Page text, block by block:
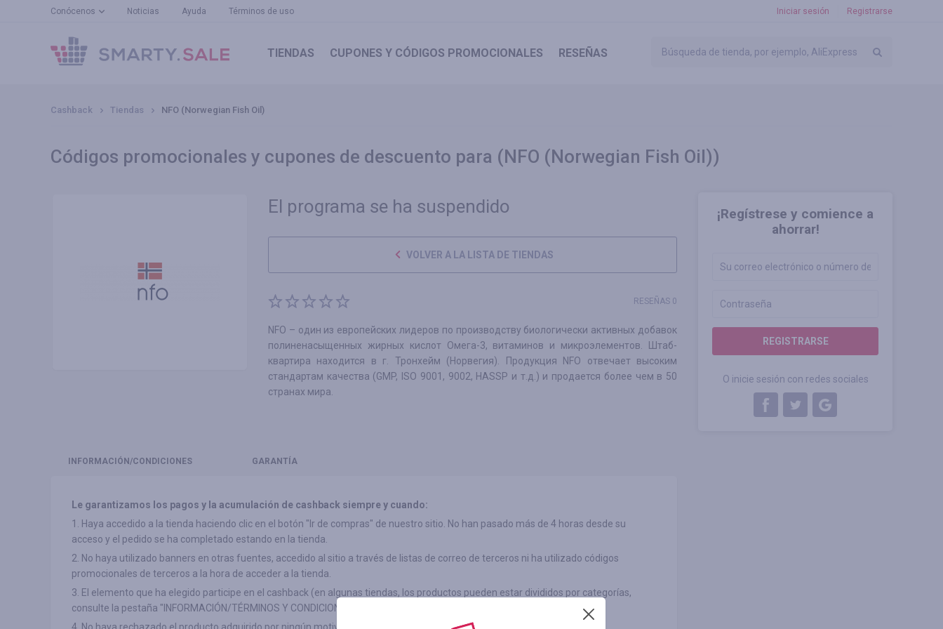
Conócenos Noticias Ayuda Términos de uso Iniciar sesión Registrarse
TIENDAS CUPONES Y CÓDIGOS PROMOCIONALES RESEÑAS
Cashback Tiendas NFO (Norwegian Fish Oil)
Códigos promocionales y cupones de descuento para (NFO (Norwegian Fish Oil))
¡Regístrese y comience a
ahorrar!
REGISTRARSE
O inicie sesión con redes sociales
El programa se ha suspendido
VOLVER A LA LISTA DE TIENDAS
RESEÑAS 0
NFO – один из европейских лидеров по производству биологически активных добавок
полиненасыщенных жирных кислот Омега-3, витаминов и микроэлементов. Штаб-
квартира находится в г. Тронхейм (Норвегия). Продукция NFO отвечает высоким
стандартам качества (GMP, ISO 9001, 9002, HASSP и т.д.) и продается более чем в 50
странах мира.
INFORMACIÓN /CONDICIONES GARANTÍA
Le garantizamos los pagos y la acumulación de cashback siempre y cuando:
1. Haya accedido a la tienda haciendo clic en el botón "Ir de compras" de nuestro sitio. No han pasado más de 4 horas desde su
acceso y el pedido se ha completado estando en la tienda.
2. No haya utilizado banners en otras fuentes, accedido al sitio a través de listas de correo de terceros ni ha utilizado códigos
promocionales de terceros a la hora de acceder a la tienda.
3. El elemento que ha elegido participe en el cashback (en algunas tiendas, los productos pueden estar divididos por categorías,
consulte la pestaña "INFORMACIÓN/TÉRMINOS Y CONDICIONES")